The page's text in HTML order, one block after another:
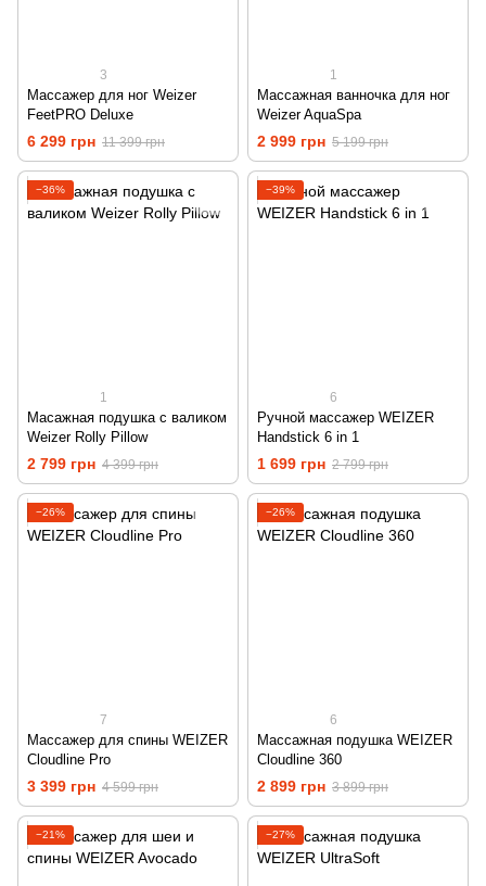
3
Массажер для ног Weizer
FeetPRO Deluxe
6 299 грн 11 399 грн
1
Массажная ванночка для ног
Weizer AquaSpa
2 999 грн 5 199 грн
−36%
1
Масажная подушка с валиком
Weizer Rolly Pillow
2 799 грн 4 399 грн
−39%
6
Ручной массажер WEIZER
Handstick 6 in 1
1 699 грн 2 799 грн
−26%
7
Массажер для спины WEIZER
Cloudline Pro
3 399 грн 4 599 грн
−26%
6
Массажная подушка WEIZER
Cloudline 360
2 899 грн 3 899 грн
−21% −27%